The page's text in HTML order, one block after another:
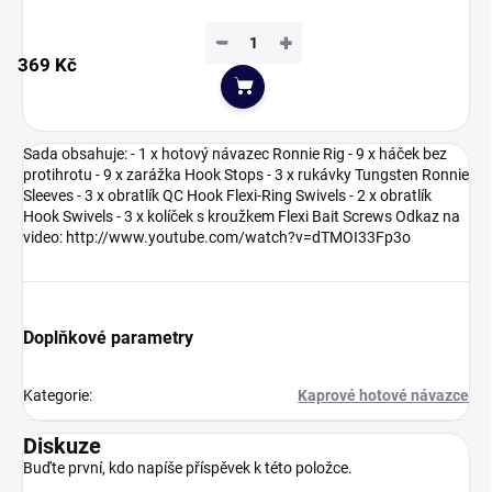
369 Kč
+
−
Do košíku
Sada obsahuje: - 1 x hotový návazec Ronnie Rig - 9 x háček bez
protihrotu - 9 x zarážka Hook Stops - 3 x rukávky Tungsten Ronnie
Sleeves - 3 x obratlík QC Hook Flexi-Ring Swivels - 2 x obratlík
Hook Swivels - 3 x kolíček s kroužkem Flexi Bait Screws Odkaz na
video: http://www.youtube.com/watch?v=dTMOI33Fp3o
Doplňkové parametry
Kategorie: Kaprové hotové návazce
Diskuze
Buďte první, kdo napíše příspěvek k této položce.